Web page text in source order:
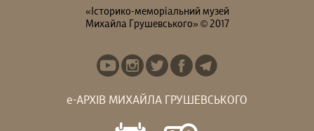
«Історико-меморіальний музей
Михайла Грушевського» © 2017
е-АРХІВ МИХАЙЛА ГРУШЕВСЬКОГО